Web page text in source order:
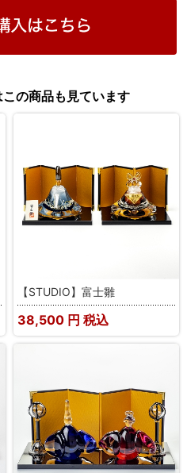
の商品も見ています
【STUDIO】富士雛
38,500 円 税込